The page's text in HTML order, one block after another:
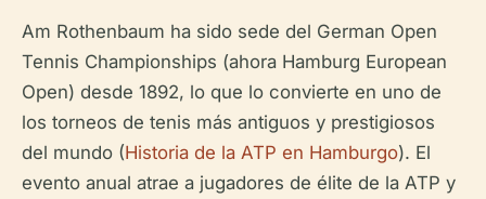
Am Rothenbaum ha sido sede del German Open
Tennis Championships (ahora Hamburg European
Open) desde 1892, lo que lo convierte en uno de
los torneos de tenis más antiguos y prestigiosos
del mundo (Historia de la ATP en Hamburgo). El
evento anual atrae a jugadores de élite de la ATP y